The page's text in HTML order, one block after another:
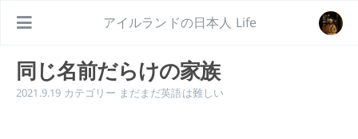
アイルランドの日本人 Life
同じ名前だらけの家族
2021.9.19 カテゴリー まだまだ英語は難しい